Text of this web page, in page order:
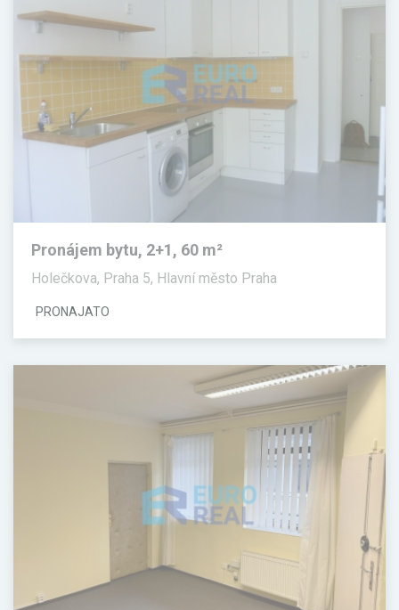
Pronájem bytu, 2+1, 60 m²
Holečkova, Praha 5, Hlavní město Praha
PRONAJATO